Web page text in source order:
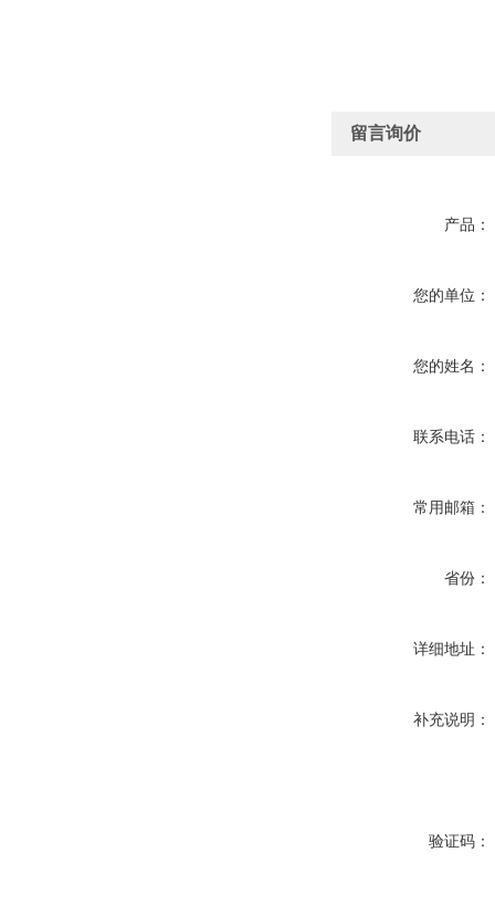
留言询价
产品：
您的单位：
您的姓名：
联系电话：
常用邮箱：
省份：
详细地址：
补充说明：
验证码：